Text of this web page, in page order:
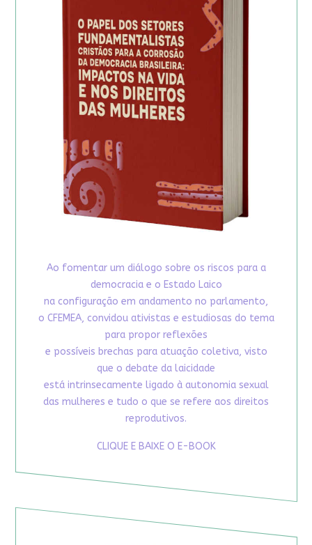
Ao fomentar um diálogo sobre os riscos para a
democracia e o Estado Laico
na configuração em andamento no parlamento,
o CFEMEA, convidou ativistas e estudiosas do tema
para propor reflexões
e possíveis brechas para atuação coletiva, visto
que o debate da laicidade
está intrinsecamente ligado à autonomia sexual
das mulheres e tudo o que se refere aos direitos
reprodutivos.
CLIQUE E BAIXE O E-BOOK